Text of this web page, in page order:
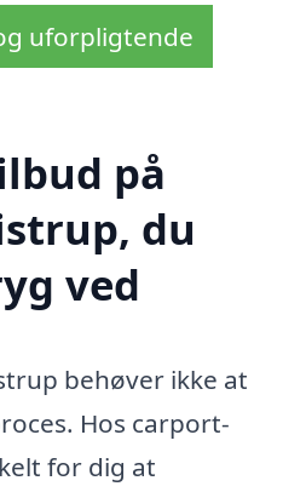
uforpligtende
på
du
ved
behøver ikke at
Hos carport-
for dig at